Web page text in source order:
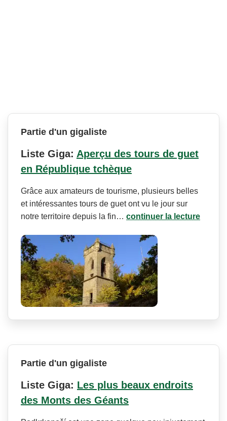
Partie d'un gigaliste
Liste Giga: Aperçu des tours de guet
en République tchèque
Grâce aux amateurs de tourisme, plusieurs belles
et intéressantes tours de guet ont vu le jour sur
notre territoire depuis la fin… continuer la lecture
Partie d'un gigaliste
Liste Giga: Les plus beaux endroits
des Monts des Géants